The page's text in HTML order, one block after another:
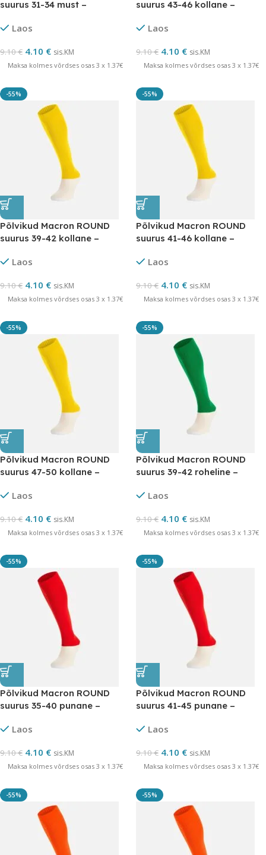
suurus 31-34 must –
Laos
9.10€ 4.10 € sis.KM
Maksa kolmes võrdses osas 3 x 1.37€
suurus 43-46 kollane –
Laos
9.10€ 4.10 € sis.KM
Maksa kolmes võrdses osas 3 x 1.37€
-55%
Põlvikud Macron ROUND
suurus 39-42 kollane –
Laos
9.10€ 4.10 € sis.KM
Maksa kolmes võrdses osas 3 x 1.37€
-55%
Põlvikud Macron ROUND
suurus 41-46 kollane –
Laos
9.10€ 4.10 € sis.KM
Maksa kolmes võrdses osas 3 x 1.37€
-55%
Põlvikud Macron ROUND
suurus 47-50 kollane –
Laos
9.10€ 4.10 € sis.KM
Maksa kolmes võrdses osas 3 x 1.37€
-55%
Põlvikud Macron ROUND
suurus 39-42 roheline –
Laos
9.10€ 4.10 € sis.KM
Maksa kolmes võrdses osas 3 x 1.37€
-55%
Põlvikud Macron ROUND
suurus 35-40 punane –
Laos
9.10€ 4.10 € sis.KM
Maksa kolmes võrdses osas 3 x 1.37€
-55%
Põlvikud Macron ROUND
suurus 41-45 punane –
Laos
9.10€ 4.10 € sis.KM
Maksa kolmes võrdses osas 3 x 1.37€
-55% -55%